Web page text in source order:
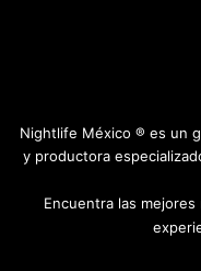
Nightlife México ® es un
y productora
Encuentra las